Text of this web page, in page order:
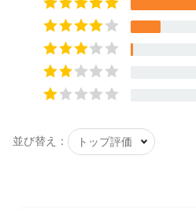
ソステアリン酸ソルビタン、ＢＧ
ン、アセチルテトラペプチド－３
【原産国】
店舗でお問い合わせの際には、下
4570106726198